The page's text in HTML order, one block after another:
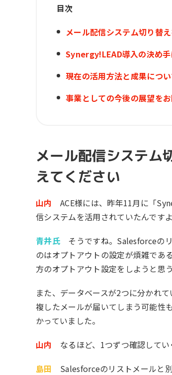
目次
メール配信システム切り替
Synergy!LEAD導入の決め
現在の活用方法と成果につ
事業としての今後の展望を
メール配信システム
えてください
山内
ACE様には、昨年11月に「
信システムを活用されていたんです
青井氏そうですね。Salesforceのリ
のはオプトアウトの設定が煩雑であ
方のオプトアウト設定をしようと思
また、データベースが2つに分かれ
複したメールが届いてしまう可能性
かっていました。
山内
なるほど、1つずつ確認してい
島田 Salesforceのリストメールと